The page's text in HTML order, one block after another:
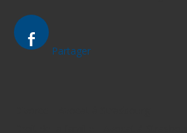
Partager